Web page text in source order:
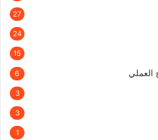
27
24
15
العملي 6
3
3
1